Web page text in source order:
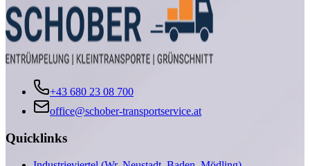
+43 680 23 08 700
office@schober-transportservice.at
Quicklinks